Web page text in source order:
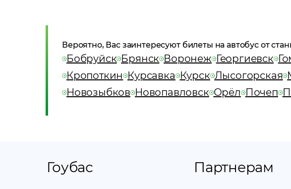
Вероятно, Вас заинтересуют билеты на автобус от
Бобруйск Брянск Воронеж Георгиевск
Кропоткин Курсавка Курск Лысогорская
Новозыбков Новопавловск Орёл Почеп
Гоубас Партнерам